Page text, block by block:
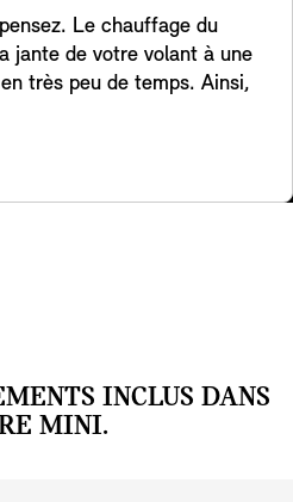
Le chauffage du
jante de votre volant à une
très peu de temps. Ainsi,
ce qui rendra vos trajets
INCLUS DANS
MINI.